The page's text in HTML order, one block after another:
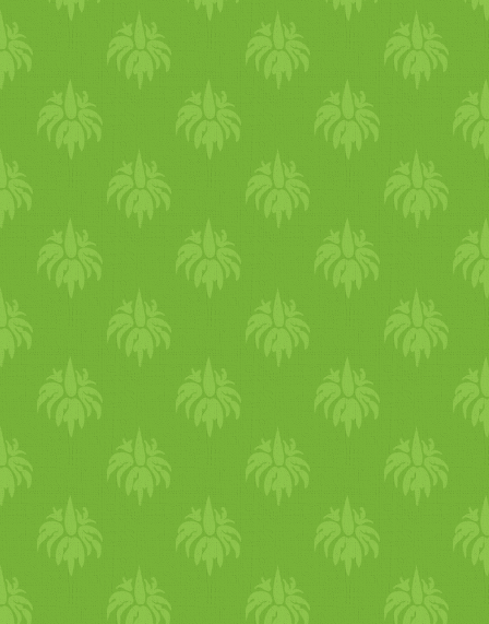
sötét úgy készül, hogy a mag
vékony hártyás része
rajtamarad, nincsen
lehántolva, és úgy darálják
össze, állítják elő a krémet.
Na, ezek az olcsóbb verziók!
Viszont nem kicsit keserűek!
Én már többfélével
próbálkoztam és pl. a tahini
keserű ízét a sok év alatt
mindig nem sikerült
ebédre. a tofut és a kolbászt
egyazon gondolattal
teremtette." erika aszalt
paradicsomos-fetás quiche-
készült. erika sem eszik
minden nap húst, egyáltalán
nem esett nehezére vega ételt
főzni. sőt, előbb volt meg a
recept, mint ahogy meglátta
kiírást. ezt a tipikus francia